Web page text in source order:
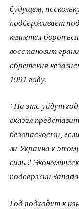
будущем,
поддерживает
клянется
восстановит
обретения
1991 году.
“На это уйдут
сказал
безопасности,
ли Украина к
силы?
поддержки
Год подходит к